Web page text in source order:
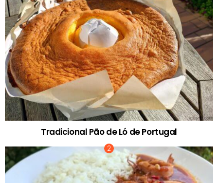
Tradicional Pão de Ló de Portugal